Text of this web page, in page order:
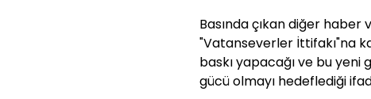
Basında çıkan diğer haber
"Vatanseverler İttifakı"na
baskı yapacağı ve bu
gücü olmayı hedeflediği